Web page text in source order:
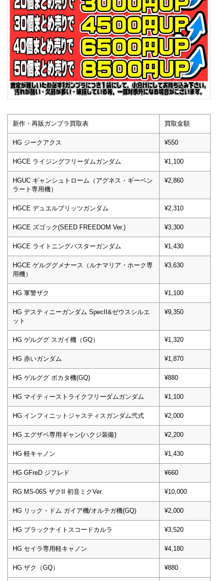
新作・再販ガンプラ買取表 買取金額
HG ジークアクス ¥550
HGCE ライジングフリーダムガンダム ¥1,100
HGUC ギャンシュトローム（アグネス・ギーベン
ラート専用機）
¥2,860
HGCE デュエルブリッツガンダム ¥2,310
HGCE ズゴック(SEED FREEDOM Ver.) ¥3,300
HGCE ライトニングバスターガンダム ¥1,430
HGCE ゲルググメナース（ルナマリア・ホーク専
用機）
¥3,630
HG 軍警ザク ¥1,100
HG デスティニーガンダム SpecII&ゼウスシルエ
ット
¥9,350
HG ゲルググ スガイ機（GQ） ¥1,320
HG 赤いガンダム ¥1,870
HG ゲルググ ボカタ機(GQ) ¥880
HG マイティーストライクフリーダムガンダム ¥1,100
HG インフィニットジャスティスガンダム弐式 ¥2,000
HG エグザベ専用ギャン(ハクジ装備) ¥2,200
HG 軽キャノン ¥1,430
HG GFreD ジフレド ¥660
RG MS-06S ザクII 初音ミクVer. ¥10,000
HG リック・ドム ガイア機/オルテガ機(GQ) ¥2,000
HG ブラックナイトスコードカルラ ¥3,520
HG セイラ専用軽キャノン ¥4,180
HG ザク（GQ） ¥880